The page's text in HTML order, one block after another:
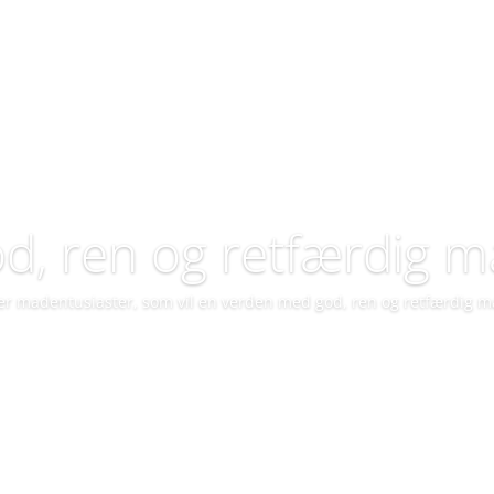
ren og retfærdig
er madentusiaster, som vil en verden med god, ren og retfærdig